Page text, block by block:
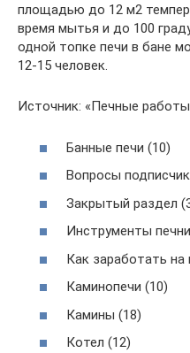
площадью до 12 м2
время мытья и до 100
одной топке печи в бане
12-15 человек.
Источник: «Печные
Банные печи (10)
Вопросы
Закрытый раздел
Инструменты
Как заработать на
Каминопечи (10)
Камины (18)
Котел (12)